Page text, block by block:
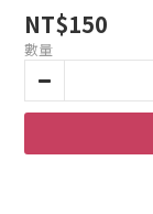
NT$150
數量